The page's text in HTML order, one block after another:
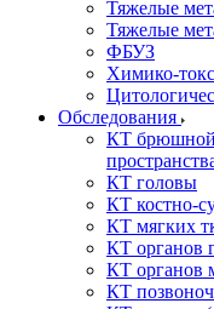
Тяжелые
Тяжелые
ФБУЗ
Химико-
Обследования
КТ брюшной
КТ головы
КТ костно-
КТ мягких
КТ органов
КТ органов
КТ